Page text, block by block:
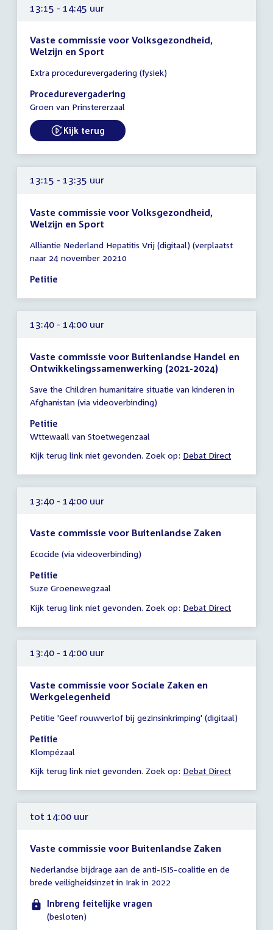
13:15 - 14:45 uur
Vaste commissie voor Volksgezondheid,
Welzijn en Sport
vergadering
13:15
-
uur
Extra procedurevergadering (fysiek)
Procedurevergadering
Groen van Prinstererzaal
Kijk terug
13:15 - 13:35 uur
Vaste commissie voor Volksgezondheid,
Welzijn en Sport
vergadering
13:15
-
uur
Alliantie Nederland Hepatitis Vrij (digitaal) (verplaatst
naar 24 november 20210
Petitie
13:40 - 14:00 uur
Vaste commissie voor Buitenlandse Handel en
Ontwikkelingssamenwerking (2021-2024)
vergadering
13:40
-
14:00
Save the Children humanitaire situatie van kinderen in
Afghanistan (via videoverbinding)
Petitie
Wttewaall van Stoetwegenzaal
Kijk terug link niet gevonden. Zoek op: Debat Direct
13:40 - 14:00 uur
Vaste commissie voor Buitenlandse Zaken
vergadering
13:40
-
uur
Ecocide (via videoverbinding)
Petitie
Suze Groenewegzaal
Kijk terug link niet gevonden. Zoek op: Debat Direct
13:40 - 14:00 uur
Vaste commissie voor Sociale Zaken en
Werkgelegenheid
vergadering
13:40
-
14:00
uur
Petitie 'Geef rouwverlof bij gezinsinkrimping' (digitaal)
Petitie
Klompézaal
Kijk terug link niet gevonden. Zoek op: Debat Direct
tot 14:00 uur
Vaste commissie voor Buitenlandse Zaken
vergadering
tot
14:00
uur
Nederlandse bijdrage aan de anti-ISIS-coalitie en de
brede veiligheidsinzet in Irak in 2022
Inbreng feitelijke vragen
(besloten)